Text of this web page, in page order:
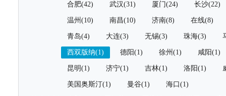
合肥(42) 武汉(31) 厦门(24) 长沙(22)
温州(10) 南昌(10) 济南(8) 在线(8)
青岛(4) 大连(3) 无锡(3) 珠海(3)
西双版纳(1) 德阳(1) 徐州(1) 咸阳(1)
昆明(1) 济宁(1) 吉林(1) 洛阳(1)
美国奥斯汀(1) 曼谷(1) 海口(1)